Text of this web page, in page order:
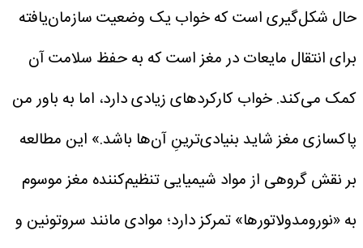
حال شکل‌گیری است که خواب یک وضعیت سازمان‌یافته
برای انتقال مایعات در مغز است که به حفظ سلامت آن
کمک می‌کند. خواب کارکردهای زیادی دارد، اما به باور من
پاکسازی مغز شاید بنیادی‌ترینِ آن‌ها باشد.» این مطالعه
بر نقش گروهی از مواد شیمیایی تنظیم‌کننده مغز موسوم
به «نورومدولاتورها» تمرکز دارد؛ موادی مانند سروتونین و